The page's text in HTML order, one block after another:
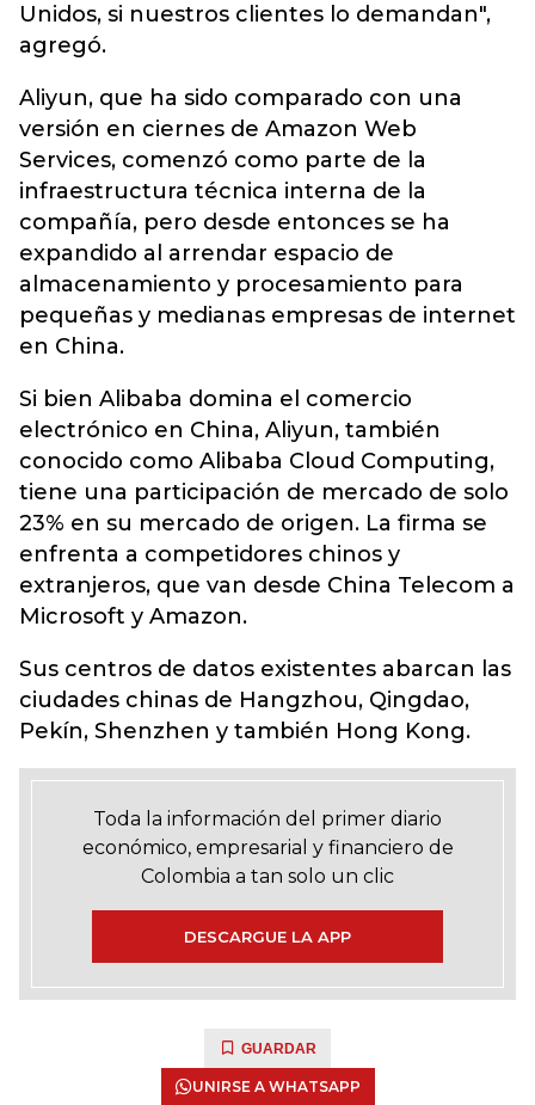
Unidos, si nuestros clientes lo demandan",
agregó.
Aliyun, que ha sido comparado con una
versión en ciernes de Amazon Web
Services, comenzó como parte de la
infraestructura técnica interna de la
compañía, pero desde entonces se ha
expandido al arrendar espacio de
almacenamiento y procesamiento para
pequeñas y medianas empresas de internet
en China.
Si bien Alibaba domina el comercio
electrónico en China, Aliyun, también
conocido como Alibaba Cloud Computing,
tiene una participación de mercado de solo
23% en su mercado de origen. La firma se
enfrenta a competidores chinos y
extranjeros, que van desde China Telecom a
Microsoft y Amazon.
Sus centros de datos existentes abarcan las
ciudades chinas de Hangzhou, Qingdao,
Pekín, Shenzhen y también Hong Kong.
Toda la información del primer diario
económico, empresarial y financiero de
Colombia a tan solo un clic
DESCARGUE LA APP
GUARDAR
UNIRSE A WHATSAPP